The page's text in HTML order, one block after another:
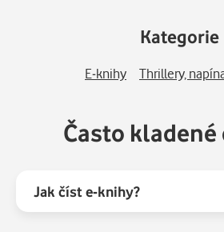
obviniť niekoho iného. Pokiaľ by
zvratmi od autorky bestsellera V
nesprávnou voľbou.
Kategorie
E-knihy Thrillery,
Často
Jak číst e-knihy?